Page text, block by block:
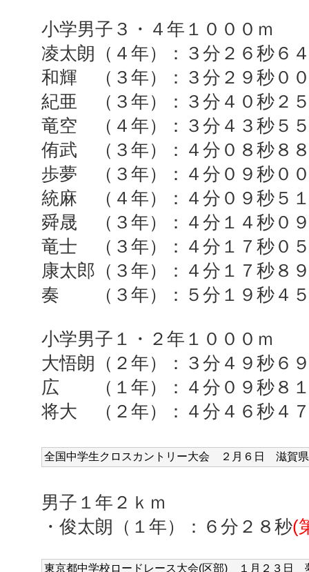
小学男子３・４年１０００ｍ
凌太朗（４年）：３分２６秒６
和輝 （３年）：３分２９秒０
紀亜 （３年）：３分４０秒２
竜空 （４年）：３分４３秒５
侑武 （３年）：４分０８秒８
歩夢 （３年）：４分０９秒０
統麻 （４年）：４分０９秒５
舜晟 （３年）：４分１４秒０
竜士 （３年）：４分１７秒０
康太郎（３年）：４分１７秒８
奏 （３年）：５分１９秒４
小学男子１・２年１０００ｍ
大悟朗（２年）：３分４９秒６
広 （１年）：４分０９秒８
将大 （２年）：４分４６秒４
全国中学生クロスカントリー大会 ２ 月６日 滋賀
男子１年２ｋｍ
・俊太朗（１年）：６分２８秒(
東京都中学校ロードレース大会(区部) １ 月２３日